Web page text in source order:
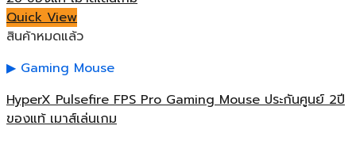
Quick View
สินค้าหมดแล้ว
Gaming Mouse
HyperX Pulsefire FPS Pro Gaming Mouse ประกันศูนย์ 2ปี
ของแท้ เมาส์เล่นเกม